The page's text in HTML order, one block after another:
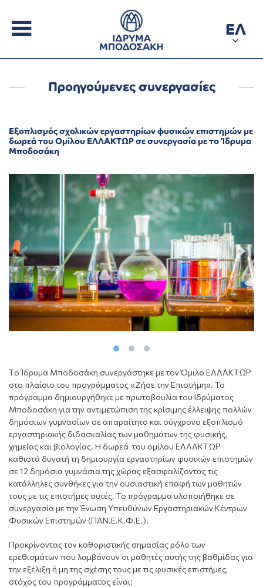
ΕΛ
Προηγούμενες συνεργασίες
Εξοπλισμός σχολικών εργαστηρίων φυσικών επιστημών με
δωρεά του Ομίλου ΕΛΛΑΚΤΩΡ σε συνεργασία με το Ίδρυμα
Μποδοσάκη
Tο Ίδρυμα Μποδοσάκη συνεργάστηκε με τον Όμιλο ΕΛΛΑΚΤΩΡ
στο πλαίσιο του προγράμματος «Ζήσε την Επιστήμη». To
πρόγραμμα δημιουργήθηκε με πρωτοβουλία του Ιδρύματος
Μποδοσάκη για την αντιμετώπιση της κρίσιμης έλλειψης πολλών
δημόσιων γυμνασίων σε απαραίτητο και σύγχρονο εξοπλισμό
εργαστηριακής διδασκαλίας των μαθημάτων της φυσικής,
χημείας και βιολογίας. Η δωρεά του ομίλου ΕΛΛΑΚΤΩΡ
καθιστά δυνατή τη δημιουργία εργαστηρίων φυσικών επιστημών
σε 12 δημόσια γυμνάσια της χώρας εξασφαλίζοντας τις
κατάλληλες συνθήκες για την ουσιαστική επαφή των μαθητών
τους με τις επιστήμες αυτές. Το πρόγραμμα υλοποιήθηκε σε
συνεργασία με την Ένωση Υπευθύνων Εργαστηριακών Κέντρων
Φυσικών Επιστημών (ΠΑΝ.Ε.Κ.Φ.Ε.).
Προκρίνοντας τον καθοριστικής σημασίας ρόλο των
ερεθισμάτων που λαμβάνουν οι μαθητές αυτής της βαθμίδας για
την εξέλιξη ή μη της σχέσης τους με τις φυσικές επιστήμες,
στόχος του προγράμματος είναι: